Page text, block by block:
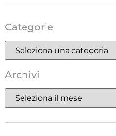
Categorie
Archivi